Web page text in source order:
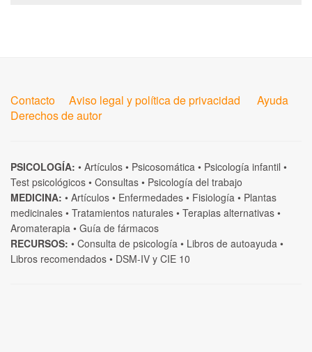
Contacto Aviso legal y política de privacidad
Ayuda
Derechos de autor
PSICOLOGÍA: • Artículos • Psicosomática • Psicología infantil •
Test psicológicos • Consultas • Psicología del trabajo
MEDICINA: • Artículos • Enfermedades • Fisiología • Plantas
medicinales • Tratamientos naturales • Terapias alternativas •
Aromaterapia • Guía de fármacos
RECURSOS: • Consulta de psicología • Libros de autoayuda •
Libros recomendados • DSM-IV y CIE 10